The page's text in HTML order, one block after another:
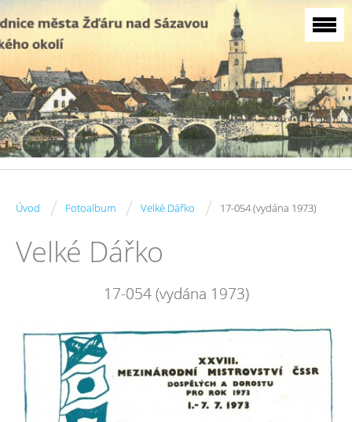
Úvod / Fotoalbum / Velké Dářko / 17-054 (vydána 1973)
Velké Dářko
17-054 (vydána 1973)